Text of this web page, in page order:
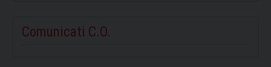
Comunicati C.O.